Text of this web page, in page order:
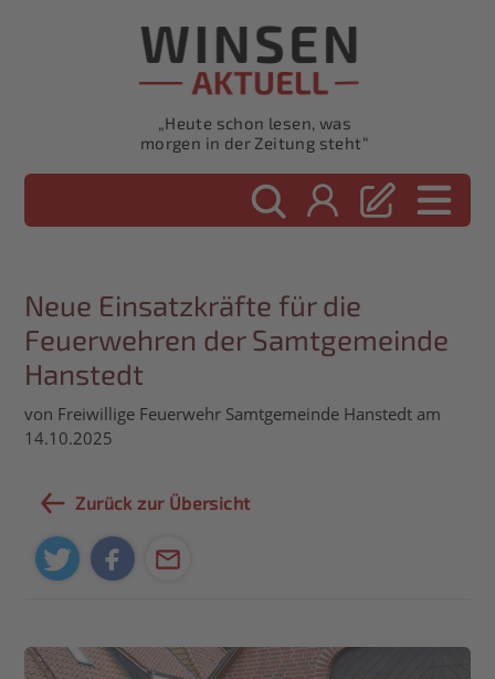
„Heute schon lesen, was
morgen in der Zeitung steht“
Neue Einsatzkräfte für die
Feuerwehren der Samtgemeinde
Hanstedt
von Freiwillige Feuerwehr Samtgemeinde Hanstedt am
14.10.2025
Zurück zur Übersicht